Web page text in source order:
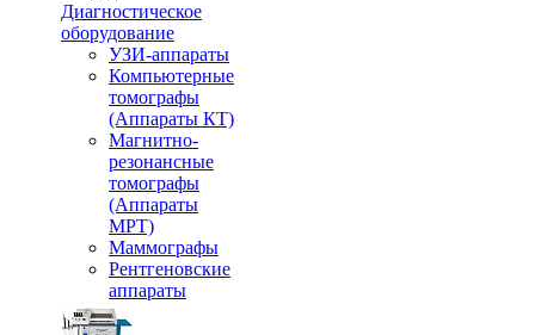
Диагностическое
оборудование
УЗИ-аппараты
Компьютерные
томографы
(Аппараты КТ)
Магнитно-
резонансные
томографы
(Аппараты
МРТ)
Маммографы
Рентгеновские
аппараты